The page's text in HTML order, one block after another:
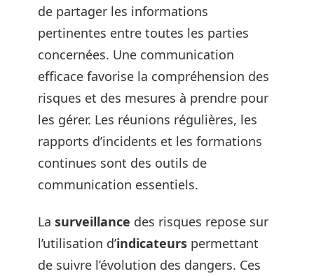
de partager les informations
pertinentes entre toutes les parties
concernées. Une communication
efficace favorise la compréhension des
risques et des mesures à prendre pour
les gérer. Les réunions régulières, les
rapports d’incidents et les formations
continues sont des outils de
communication essentiels.
La surveillance des risques repose sur
l’utilisation d’indicateurs permettant
de suivre l’évolution des dangers. Ces